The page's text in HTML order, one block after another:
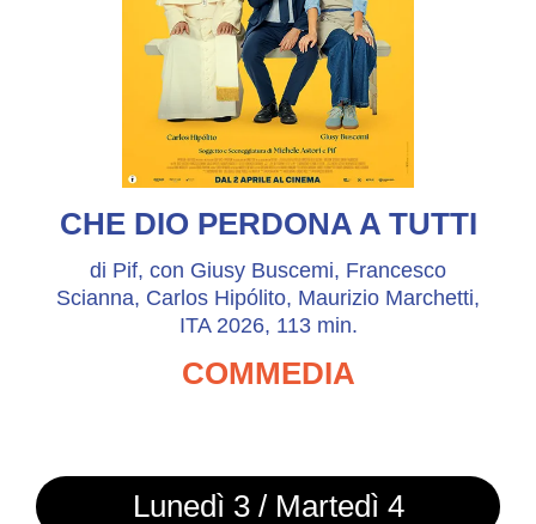
CHE DIO PERDONA A TUTTI
di Pif, con Giusy Buscemi, Francesco
Scianna, Carlos Hipólito, Maurizio Marchetti,
ITA 2026, 113 min.
COMMEDIA
Lunedì 3 / Martedì 4